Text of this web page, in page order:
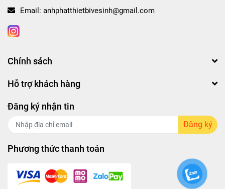
Email: anhphatthietbivesinh@gmail.com
Chính sách
Hỗ trợ khách hàng
Đăng ký nhận tin
Đăng ký
Phương thức thanh toán